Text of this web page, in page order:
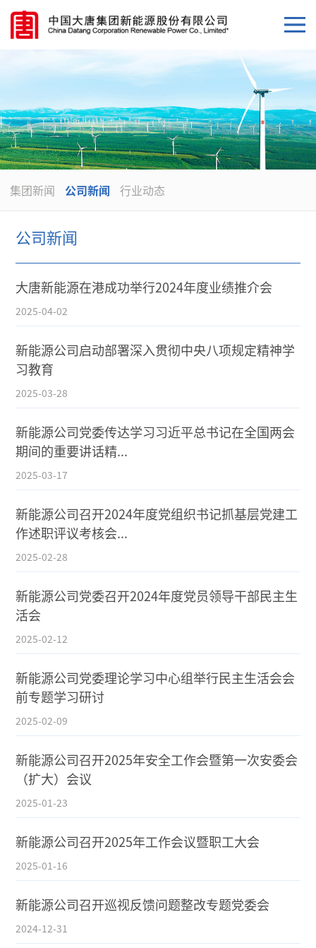
集团新闻 公司新闻 行业动态
公司新闻
大唐新能源在港成功举行2024年度业绩推介会
2025-04-02
新能源公司启动部署深入贯彻中央八项规定精神学
习教育
2025-03-28
新能源公司党委传达学习习近平总书记在全国两会
期间的重要讲话精...
2025-03-17
新能源公司召开2024年度党组织书记抓基层党建工
作述职评议考核会...
2025-02-28
新能源公司党委召开2024年度党员领导干部民主生
活会
2025-02-12
新能源公司党委理论学习中心组举行民主生活会会
前专题学习研讨
2025-02-09
新能源公司召开2025年安全工作会暨第一次安委会
（扩大）会议
2025-01-23
新能源公司召开2025年工作会议暨职工大会
2025-01-16
新能源公司召开巡视反馈问题整改专题党委会
2024-12-31